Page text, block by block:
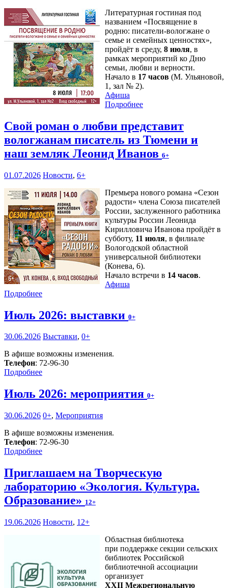
Литературная гостиная под
названием «Посвящение в
родню: писатели-вологжане о
семье и семейных ценностях»,
пройдёт в среду, 8 июля, в
рамках мероприятий ко Дню
семьи, любви и верности.
Начало в 17 часов (М. Ульяновой,
1, зал № 2).
Афиша
Подробнее
Свой роман о любви представит
вологжанам писатель из Тюмени и
наш земляк Леонид Иванов 6+
01.07.2026 Новости, 6+
Премьера нового романа «Сезон
радости» члена Союза писателей
России, заслуженного работника
культуры России Леонида
Кирилловича Иванова пройдёт в
субботу, 11 июля, в филиале
Вологодской областной
универсальной библиотеки
(Конева, 6).
Начало встречи в 14 часов.
Афиша
Подробнее
Июль 2026: выставки 0+
30.06.2026 Выставки, 0+
В афише возможны изменения.
Телефон: 72-96-30
Подробнее
Июль 2026: мероприятия 0+
30.06.2026 0+, Мероприятия
В афише возможны изменения.
Телефон: 72-96-30
Подробнее
Приглашаем на Творческую
лабораторию «Экология. Культура.
Образование» 12+
19.06.2026 Новости, 12+
Областная библиотека
при поддержке секции сельских
библиотек Российской
библиотечной ассоциации
организует
XXII Межрегиональную